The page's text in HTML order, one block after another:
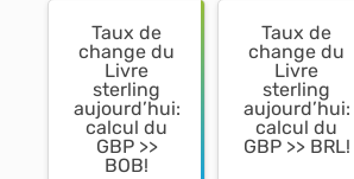
Taux de
change du
Livre
sterling
aujourd’hui:
calcul du
GBP >>
BOB!
Taux de
change du
Livre
sterling
aujourd’hui:
calcul du
GBP >> BRL!